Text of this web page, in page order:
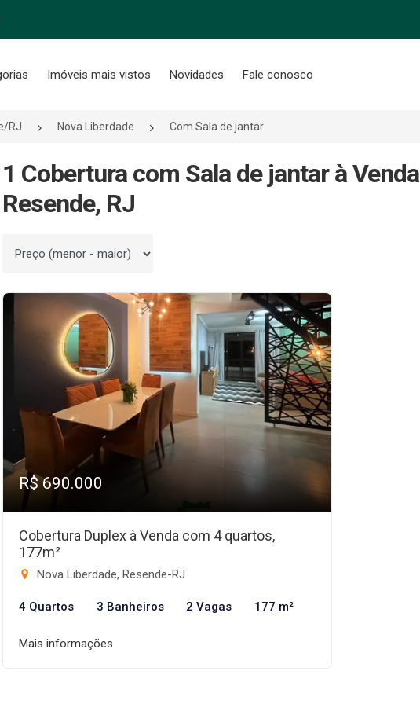
Imóveis mais vistos Novidades Fale conosco
RJ Nova Liberdade Com Sala de jantar
1 Cobertura com Sala de jantar à
Resende, RJ
Ordenar por
R$ 690.000
Cobertura Duplex à Venda com 4 quartos,
177m²
Nova Liberdade, Resende-RJ
4 Quartos 3 Banheiros 2 Vagas 177 m²
Mais informações